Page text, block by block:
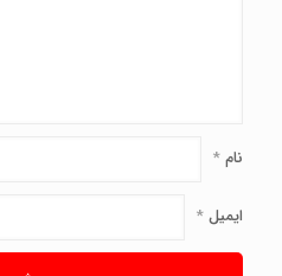
نام*
ایمیل*